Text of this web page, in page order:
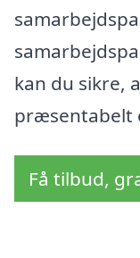
kan du sikre,
præsentabelt
Få tilbud,